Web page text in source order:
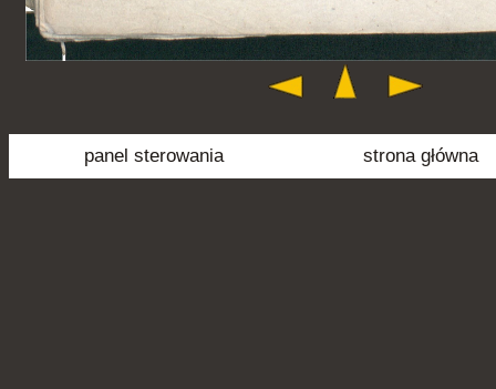
panel sterowania strona główna